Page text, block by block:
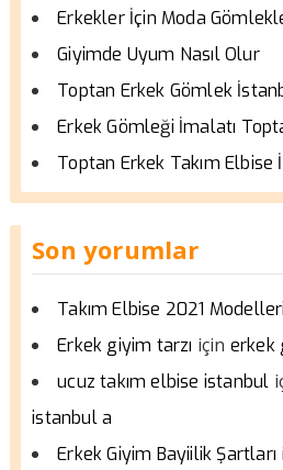
Erkekler İçin Moda
Giyimde Uyum Nasıl Olur
Toptan Erkek Gömlek
Erkek Gömleği İmalatı
Toptan Erkek Takım Elbise
Son yorumlar
Takım Elbise 2021 Modelleri
Erkek giyim tarzı için erkek
ucuz takım elbise istanbul
istanbul a
Erkek Giyim Bayiilik Şartları